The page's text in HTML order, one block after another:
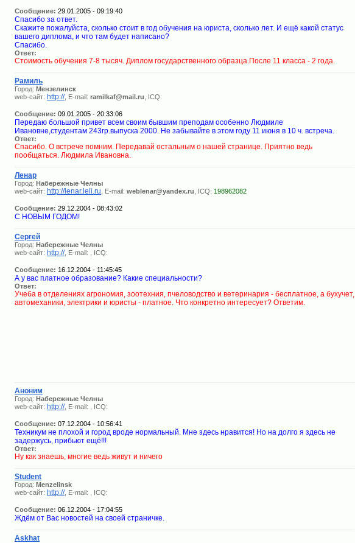
Сообщение: 29.01.2005 - 09:19:40
Спасибо за ответ.
Скажите пожалуйста, сколько стоит в год обучения на юриста, сколько лет. И ещё какой статус
вашего диплома, и что там будет написано?
Спасибо.
Ответ:
Стоимость обучения 7-8 тысяч. Диплом государственного образца.После 11 класса - 2 года.
Рамиль
Город: Мензелинск
web-сайт: http://, E-mail: ramilkaf@mail.ru , ICQ:
Сообщение: 09.01.2005 - 20:33:06
Передаю большой привет всем своим бывшим преподам особенно Людмиле
Ивановне,студентам 243гр.выпуска 2000. Не забывайте в этом году 11 июня в 10 ч. встреча.
Ответ:
Спасибо. О встрече помним. Передавай остальным о нашей странице. Приятно ведь
пообщаться. Людмила Ивановна.
Ленар
Город: Набережные Челны
web-сайт: http://lenar.leli.ru , E-mail: weblenar@yandex.ru , ICQ: 198962082
Сообщение: 29.12.2004 - 08:43:02
С НОВЫМ ГОДОМ!
Сергей
Город: Набережные Челны
web-сайт: http://, E-mail: , ICQ:
Сообщение: 16.12.2004 - 11:45:45
А у вас платное образование? Какие специальности?
Ответ:
Учеба в отделениях агрономия, зоотехния, пчеловодство и ветеринария - бесплатное, а бухучет,
автомеханики, электрики и юристы - платное. Что конкретно интересует? Ответим.
Аноним
Город: Набережные Челны
web-сайт: http://, E-mail: , ICQ:
Сообщение: 07.12.2004 - 10:56:41
Техникум не плохой и город вроде нормальный. Мне здесь нравится! Но на долго я здесь не
задержусь, прибьют ещё!!!
Ответ:
Ну как знаешь, многие ведь живут и ничего
Student
Город: Menzelinsk
web-сайт: http://, E-mail: , ICQ:
Сообщение: 06.12.2004 - 17:04:55
Ждём от Вас новостей на своей страничке.
Askhat